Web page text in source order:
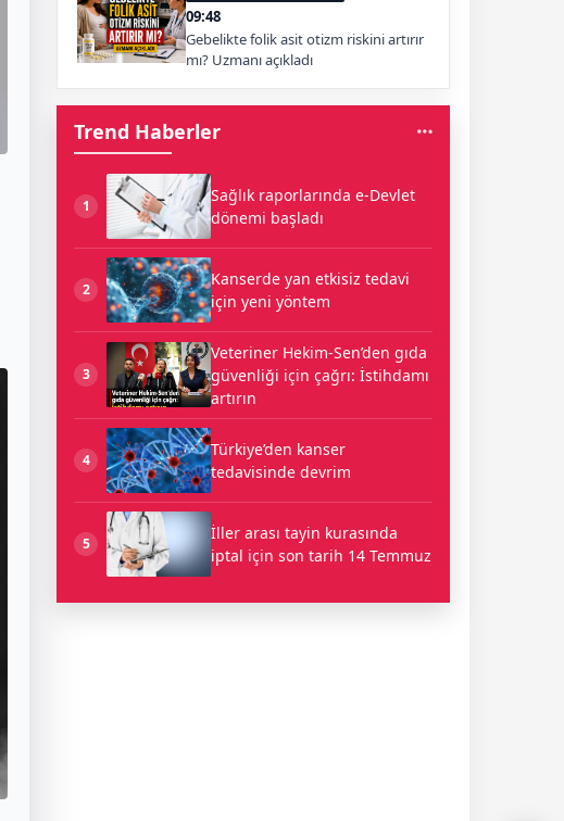
09:48
Gebelikte folik asit otizm riskini artırır
mı? Uzmanı açıkladı
Trend Haberler
1
Sağlık raporlarında e-Devlet
dönemi başladı
2
Kanserde yan etkisiz tedavi
için yeni yöntem
3
Veteriner Hekim-Sen’den gıda
güvenliği için çağrı: İstihdamı
artırın
4
Türkiye’den kanser
tedavisinde devrim
5
İller arası tayin kurasında
iptal için son tarih 14 Temmuz